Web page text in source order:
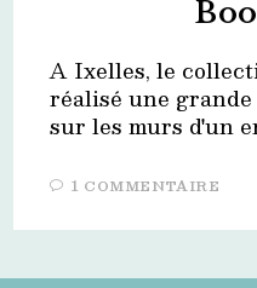
A Ixelles, le
réalisé une
sur les murs d'un
1 COMMENTAIRE